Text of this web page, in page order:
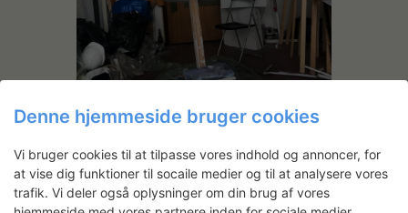
Maling og lakering af hestehoved
Denne hjemmeside bruger cookies
Vi bruger cookies til at tilpasse vores indhold og annoncer, for
at vise dig funktioner til socaile medier og til at analysere vores
trafik. Vi deler også oplysninger om din brug af vores